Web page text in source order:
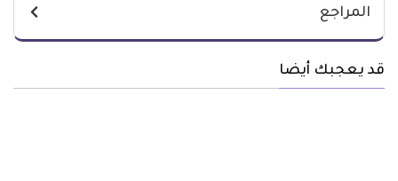
المراجع
قد يعجبك أيضا